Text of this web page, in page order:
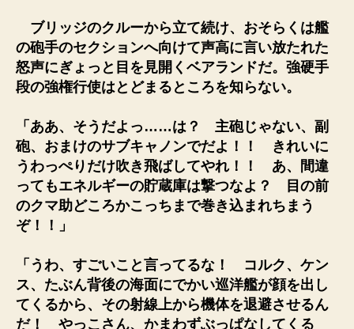
ブリッジのクルーから立て続け、おそらくは艦
の砲手のセクションへ向けて声高に言い放たれた
怒声にぎょっと目を見開くベアランドだ。強硬手
段の強権行使はとどまるところを知らない。
「ああ、そうだよっ……は？ 主砲じゃない、副
砲、おまけのサブキャノンでだよ！！ きれいに
うわっぺりだけ吹き飛ばしてやれ！！ あ、間違
ってもエネルギーの貯蔵庫は撃つなよ？ 目の前
のクマ助どころかこっちまで巻き込まれちまう
ぞ！！」
「うわ、すごいこと言ってるな！ コルク、ケン
ス、たぶん背後の海面にでかい巡洋艦が顔を出し
てくるから、その射線上から機体を退避させるん
だ！ やっこさん、かまわずぶっぱなしてくる